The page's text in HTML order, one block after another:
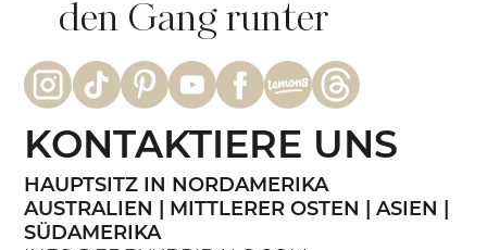
den Gang runter
HAUPTSITZ IN NORDAMERIKA
AUSTRALIEN | MITTLERER OSTEN | ASIEN |
SÜDAMERIKA
KONTAKTIERE UNS